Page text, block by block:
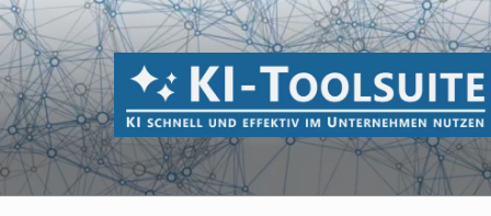
Zum
Inhalt
springen
KI-
KI schnell und effektiv im Unternehmen